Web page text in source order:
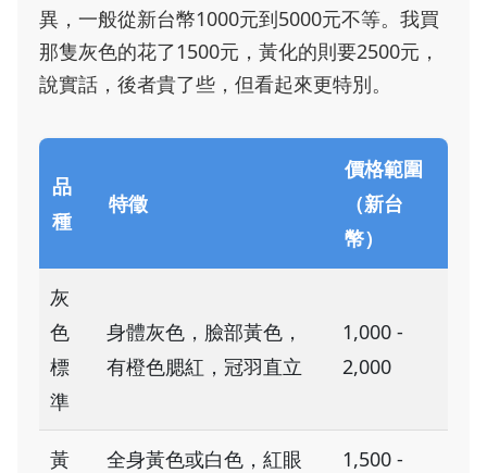
異，一般從新台幣1000元到5000元不等。我買
那隻灰色的花了1500元，黃化的則要2500元，
說實話，後者貴了些，但看起來更特別。
品
種
特徵
價格範圍
（新台
幣）
灰
色
標
準
身體灰色，臉部黃色，
有橙色腮紅，冠羽直立
1,000 -
2,000
黃
全身黃色或白色，紅眼
1,500 -